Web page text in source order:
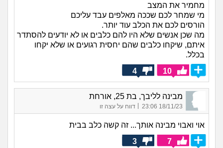
מחמיר את המצב
מי שמחר לכם שככה מאלפים עבד עליכם
הורסים לכם את הכלב עוד יותר.
מה שכן אנשים שלא היו להם כלבים או לא יודעים להסתדר
איתם, שיקחו כלבים שהם יחסית רגועים או שלא יקחו
בכלל.
10
4
מבינה לליבך, בת 25, אורחת
18/11/23 23:06
| דווח על עצה זו
אוי ואבוי מבינה אותך... זה קשה כלב בבית
7
3